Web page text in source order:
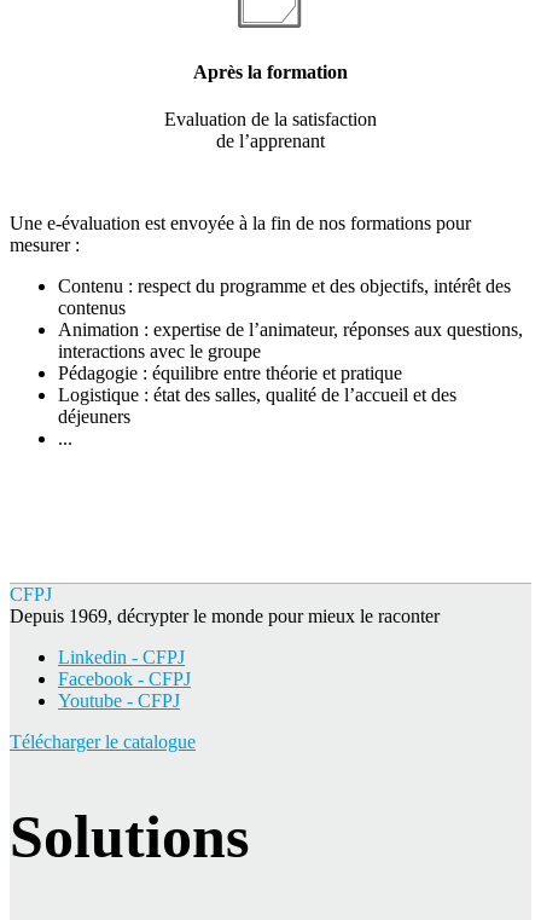
Après la formation
Evaluation de la satisfaction
de l’apprenant
Une e-évaluation est envoyée à la fin de nos formations pour
mesurer :
Contenu : respect du programme et des objectifs, intérêt des
contenus
Animation : expertise de l’animateur, réponses aux questions,
interactions avec le groupe
Pédagogie : équilibre entre théorie et pratique
Logistique : état des salles, qualité de l’accueil et des
déjeuners
...
CFPJ
Depuis 1969, décrypter le monde pour mieux le raconter
Linkedin - CFPJ
Facebook - CFPJ
Youtube - CFPJ
Télécharger le catalogue
Solutions